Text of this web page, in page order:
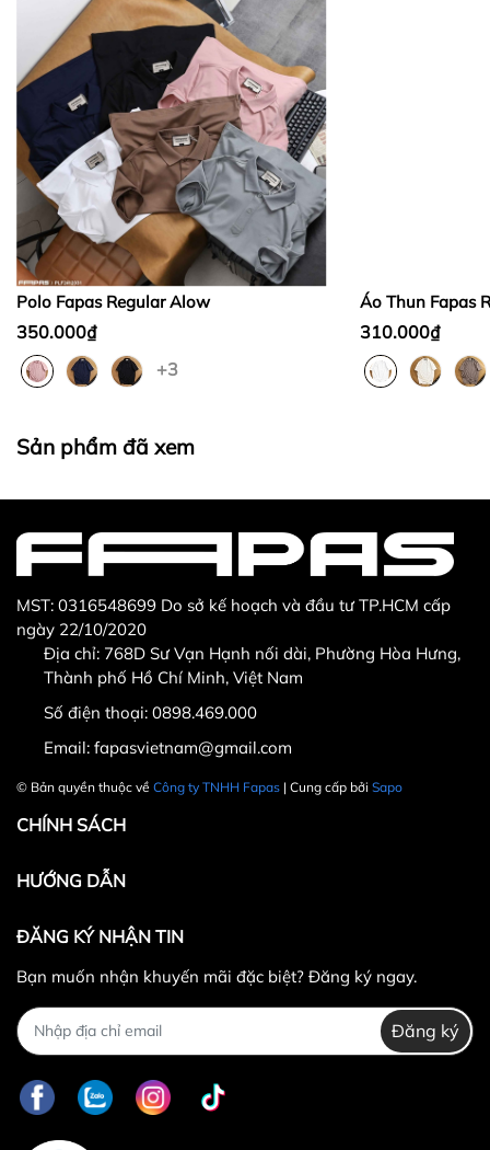
Bước 1:
Bước 2:
Bước 3:
Sản phẩm không đúng với đơn hàng đã đặt
Sản phẩm bị hư hỏng khi nhìn bằng mắt thường
Hotline CSKH: 090 376 9205
Fanpage:FACEBOOK.COM/FAPAS.VN
Polo Fapas Regular Alow
350.000₫
+3
Áo Thun Fapas
310.000₫
Sản phẩm đã xem
MST: 0316548699 Do sở kế hoạch và đầu tư TP.HCM cấp
ngày 22/10/2020
Địa chỉ: 768D Sư Vạn Hạnh nối dài, Phường Hòa Hưng,
Thành phố Hồ Chí Minh, Việt Nam
Số điện thoại: 0898.469.000
Email: fapasvietnam@gmail.com
© Bản quyền thuộc về Công ty TNHH Fapas | Cung cấp bởi Sapo
CHÍNH SÁCH
HƯỚNG DẪN
ĐĂNG KÝ NHẬN TIN
Bạn muốn nhận khuyến mãi đặc biệt? Đăng ký ngay.
Đăng ký